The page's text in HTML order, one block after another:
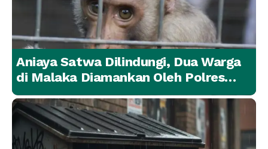
Aniaya Satwa Dilindungi, Dua Warga
di Malaka Diamankan Oleh Polres
Malaka